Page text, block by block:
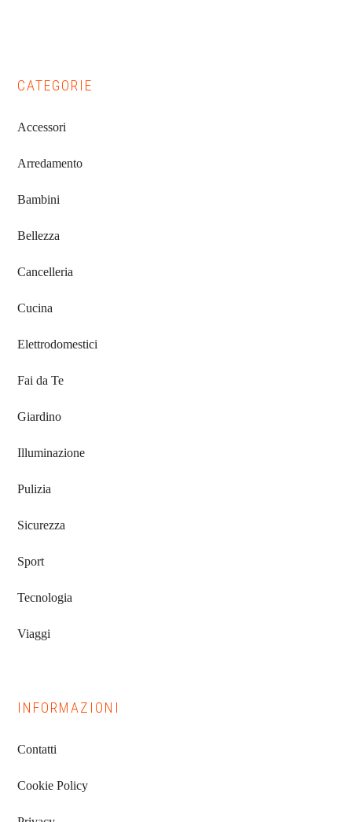
Primary
Sidebar
CATEGORIE
Accessori
Arredamento
Bambini
Bellezza
Cancelleria
Cucina
Elettrodomestici
Fai da Te
Giardino
Illuminazione
Pulizia
Sicurezza
Sport
Tecnologia
Viaggi
INFORMAZIONI
Contatti
Cookie Policy